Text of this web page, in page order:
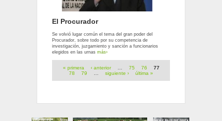
El Procurador
Se volvió lugar común el tema del gran poder del
Procurador, sobre todo por su competencia de
investigación, juzgamiento y sanción a funcionarios
elegidos en las urnas más›
Páginas
« primera ‹ anterior 75 76
77
78
79 siguiente › última »